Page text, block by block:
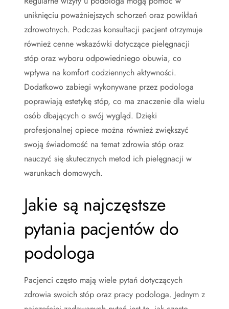
uniknięciu poważniejszych schorzeń oraz powikłań
zdrowotnych. Podczas konsultacji pacjent otrzymuje
również cenne wskazówki dotyczące pielęgnacji
stóp oraz wyboru odpowiedniego obuwia, co
wpływa na komfort codziennych aktywności.
Dodatkowo zabiegi wykonywane przez podologa
poprawiają estetykę stóp, co ma znaczenie dla wielu
osób dbających o swój wygląd. Dzięki
profesjonalnej opiece można również zwiększyć
swoją świadomość na temat zdrowia stóp oraz
nauczyć się skutecznych metod ich pielęgnacji w
warunkach domowych.
Jakie są najczęstsze
pytania pacjentów do
podologa
Pacjenci często mają wiele pytań dotyczących
zdrowia swoich stóp oraz pracy podologa. Jednym z